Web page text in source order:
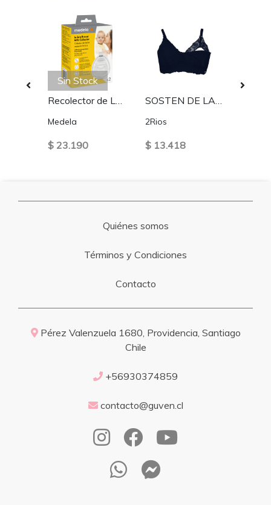
Sin Stock
Recolector de Leche Materna Medela In-Bra (Pack x2)
Medela
$ 23.190
SOSTEN DE LACTANCIA FULL ENCAJE AZUL
2Rios
$ 13.418
Quiénes somos
Términos y Condiciones
Contacto
Pérez Valenzuela 1680, Providencia, Santiago
Chile
+56930374859
contacto@guven.cl